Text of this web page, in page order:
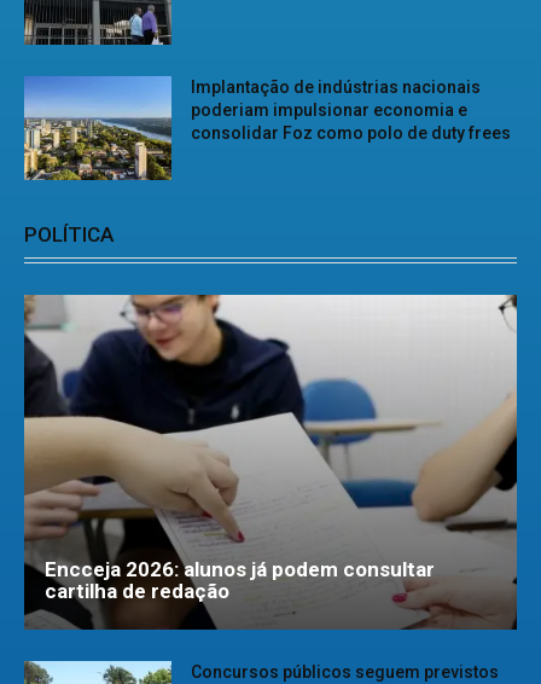
Implantação de indústrias nacionais
poderiam impulsionar economia e
consolidar Foz como polo de duty frees
POLÍTICA
Encceja 2026: alunos já podem consultar
cartilha de redação
Concursos públicos seguem previstos